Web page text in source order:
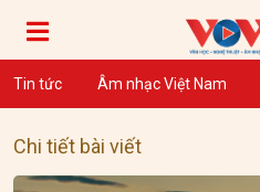
Tin tức Âm nhạc Việt Nam
Chi tiết bài viết